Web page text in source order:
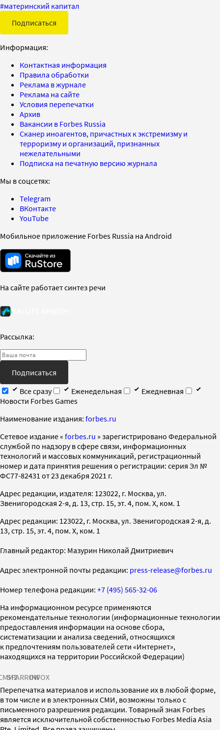
#материнский капитал
Подписаться
Информация:
Контактная информация
Правила обработки
Реклама в журнале
Реклама на сайте
Условия перепечатки
Архив
Вакансии в Forbes Russia
Сканер иноагентов, причастных к экстремизму и
терроризму и организаций, признанных
нежелательными
Подписка на печатную версию журнала
Мы в соцсетях:
Telegram
ВКонтакте
YouTube
Мобильное приложение Forbes Russia на Android
На сайте работает синтез речи
Рассылка:
Подписаться
Все сразу
Еженедельная
Ежедневная
Новости Forbes Games
Наименование издания: forbes.ru
Cетевое издание « forbes.ru » зарегистрировано Федеральной
службой по надзору в сфере связи, информационных
технологий и массовых коммуникаций, регистрационный
номер и дата принятия решения о регистрации: серия Эл №
ФС77-82431 от 23 декабря 2021 г.
Адрес редакции, издателя: 123022, г. Москва, ул.
Звенигородская 2-я, д. 13, стр. 15, эт. 4, пом. X, ком. 1
Адрес редакции: 123022, г. Москва, ул. Звенигородская 2-я, д.
13, стр. 15, эт. 4, пом. X, ком. 1
Главный редактор: Мазурин Николай Дмитриевич
Адрес электронной почты редакции: press-release@forbes.ru
Номер телефона редакции: +7 (495) 565-32-06
На информационном ресурсе применяются
рекомендательные технологии (информационные технологии
предоставления информации на основе сбора,
систематизации и анализа сведений, относящихся
к предпочтениям пользователей сети «Интернет»,
находящихся на территории Российской Федерации)
SPARROWINFOX
Перепечатка материалов и использование их в любой форме,
в том числе и в электронных СМИ, возможны только с
письменного разрешения редакции. Товарный знак Forbes
является исключительной собственностью Forbes Media Asia